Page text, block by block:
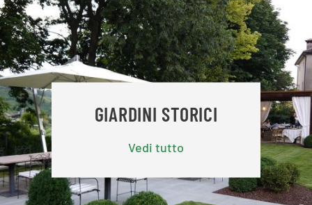
GIARDINI STORICI
Vedi tutto